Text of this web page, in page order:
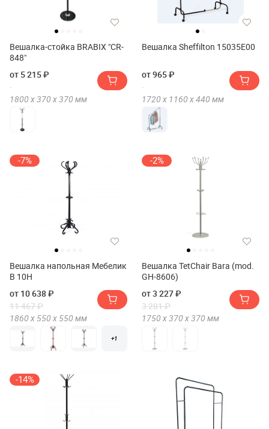
Вешалка-стойка BRABIX "CR-
848"
от 5 215 ₽
1800 х370 х370 мм
Вешалка Sheffilton 15035E00
от 965 ₽
1720 х 1160 х440 мм
-7%
Вешалка напольная Мебелик
В 10Н
от 10 638 ₽
11 467 ₽
1860 х 550 х 550 мм
+1
-2%
Вешалка TetChair Bara (mod.
GH-8606)
от 3 227 ₽
3 281 ₽
1750 х370 х370 мм
-14%